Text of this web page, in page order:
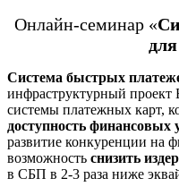
Онлайн-семинар «
Система быстрых
инфраструктурный
системы платежных карт,
доступность финансовых
развитие конкуренции на
возможность снизить
в СБП в 2-3 раза ниже